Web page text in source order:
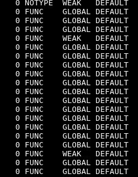
0 NOTYPE  WEAK   DEFAULT
0 FUNC    GLOBAL DEFAULT
0 FUNC    GLOBAL DEFAULT
0 FUNC    GLOBAL DEFAULT
0 FUNC    WEAK   DEFAULT
0 FUNC    GLOBAL DEFAULT
0 FUNC    GLOBAL DEFAULT
0 FUNC    GLOBAL DEFAULT
0 FUNC    GLOBAL DEFAULT
0 FUNC    GLOBAL DEFAULT
0 FUNC    GLOBAL DEFAULT
0 FUNC    GLOBAL DEFAULT
0 FUNC    GLOBAL DEFAULT
0 FUNC    GLOBAL DEFAULT
0 FUNC    GLOBAL DEFAULT
0 FUNC    GLOBAL DEFAULT
0 FUNC    GLOBAL DEFAULT
0 FUNC    WEAK   DEFAULT
0 FUNC    GLOBAL DEFAULT
0 FUNC    GLOBAL DEFAULT